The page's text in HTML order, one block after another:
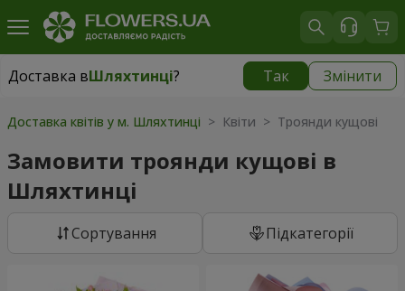
Доставка вШляхтинці? Так Змінити
Доставка вШляхтинці|
Доставка квітів у м. Шляхтинці > Квіти > Троянди кущові
Замовити троянди кущові в
Шляхтинці
Сортування Підкатегорії